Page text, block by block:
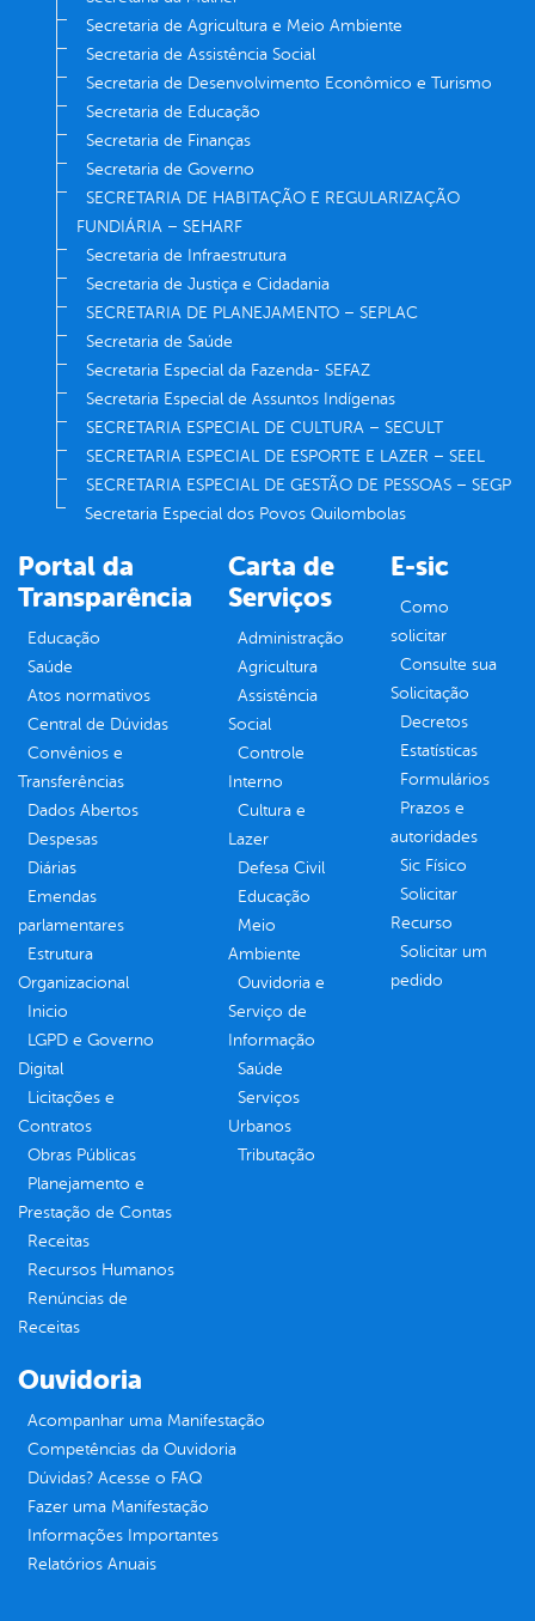
Secretaria de Agricultura e Meio Ambiente
Secretaria de Assistência Social
Secretaria de Desenvolvimento Econômico e Turismo
Secretaria de Educação
Secretaria de Finanças
Secretaria de Governo
SECRETARIA DE HABITAÇÃO E REGULARIZAÇÃO
FUNDIÁRIA – SEHARF
Secretaria de Infraestrutura
Secretaria de Justiça e Cidadania
SECRETARIA DE PLANEJAMENTO – SEPLAC
Secretaria de Saúde
Secretaria Especial da Fazenda- SEFAZ
Secretaria Especial de Assuntos Indígenas
SECRETARIA ESPECIAL DE CULTURA – SECULT
SECRETARIA ESPECIAL DE ESPORTE E LAZER – SEEL
SECRETARIA ESPECIAL DE GESTÃO DE PESSOAS – SEGP
Secretaria Especial dos Povos Quilombolas
Portal da
Transparência
Educação
Saúde
Atos normativos
Central de Dúvidas
Convênios e
Transferências
Dados Abertos
Despesas
Diárias
Emendas
parlamentares
Estrutura
Organizacional
Inicio
LGPD e Governo
Digital
Licitações e
Contratos
Obras Públicas
Planejamento e
Prestação de Contas
Receitas
Recursos Humanos
Renúncias de
Receitas
Carta de
Serviços
Administração
Agricultura
Assistência
Social
Controle
Interno
Cultura e
Lazer
Defesa Civil
Educação
Meio
Ambiente
Ouvidoria e
Serviço de
Informação
Saúde
Serviços
Urbanos
Tributação
E-sic
Como
solicitar
Consulte sua
Solicitação
Decretos
Estatísticas
Formulários
Prazos e
autoridades
Sic Físico
Solicitar
Recurso
Solicitar um
pedido
Ouvidoria
Acompanhar uma Manifestação
Competências da Ouvidoria
Dúvidas? Acesse o FAQ
Fazer uma Manifestação
Informações Importantes
Relatórios Anuais